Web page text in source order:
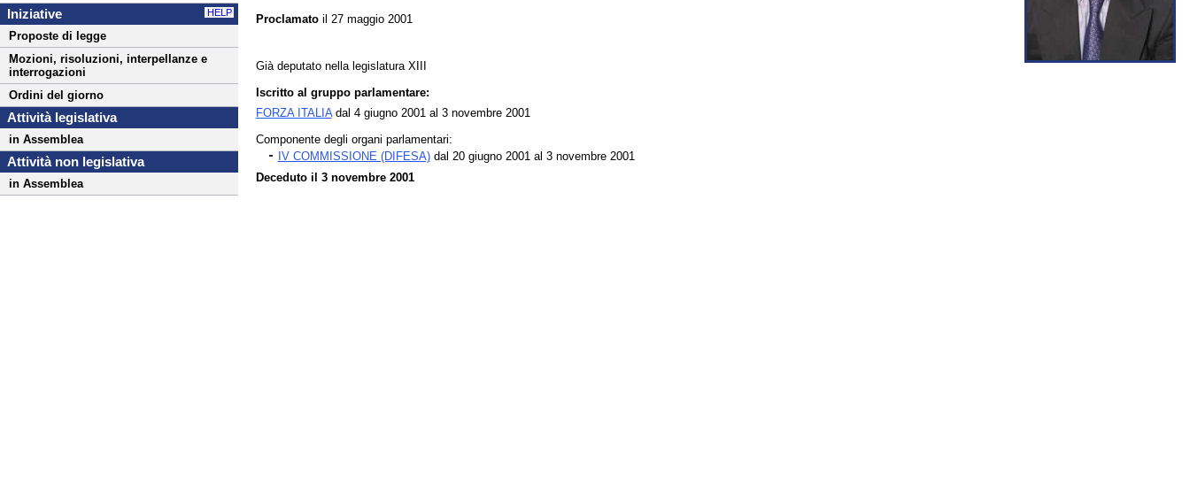
Iniziative HELP
Proposte di legge
Mozioni, risoluzioni, interpellanze e
interrogazioni
Ordini del giorno
Attività legislativa
in Assemblea
Attività non legislativa
in Assemblea
Proclamato il 27 maggio 2001
Già deputato nella legislatura XIII
Iscritto al gruppo parlamentare:
FORZA ITALIAdal 4 giugno 2001 al 3 novembre 2001
Componente degli organi parlamentari:
IV COMMISSIONE (DIFESA)dal 20 giugno 2001 al 3 novembre 2001
Deceduto il 3 novembre 2001